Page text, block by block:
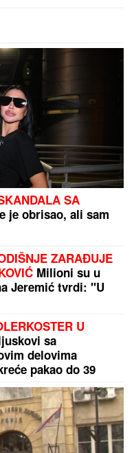
DEMOLIRAN AUTO
SVETE
Bogorodice:
da URADE OVO
brak
Četiri para koja
kvotu!